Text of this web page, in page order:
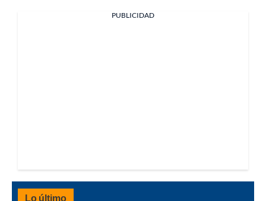
PUBLICIDAD
Lo último